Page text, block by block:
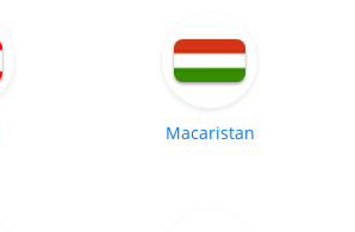
Macaristan